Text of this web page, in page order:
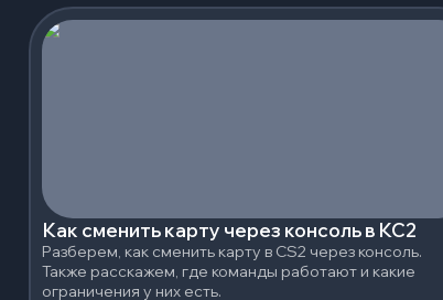
Как сменить карту через консоль в КС2
Разберем, как сменить карту в CS2 через консоль.
Также расскажем, где команды работают и какие
ограничения у них есть.